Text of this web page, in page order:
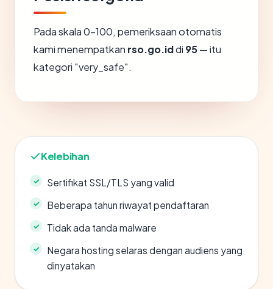
Pada skala 0-100, pemeriksaan otomatis
kami menempatkan rso.go.iddi 95— itu
kategori "very_safe".
Kelebihan
Sertifikat SSL/TLS yang valid
Beberapa tahun riwayat pendaftaran
Tidak ada tanda malware
Negara hosting selaras dengan audiens yang
dinyatakan